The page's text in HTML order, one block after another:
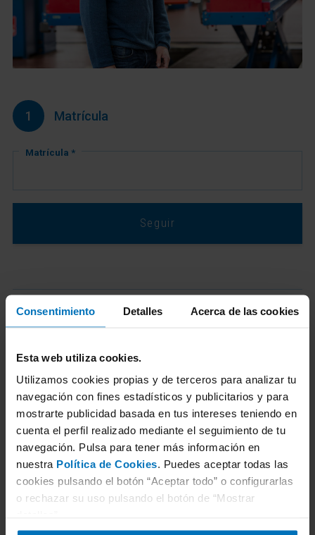
Consentimiento Detalles Acerca de las cookies
Esta web utiliza cookies.
Utilizamos cookies propias y de terceros para analizar tu
navegación con fines estadísticos y publicitarios y para
mostrarte publicidad basada en tus intereses teniendo en
cuenta el perfil realizado mediante el seguimiento de tu
navegación. Pulsa para tener más información en
nuestra Política de Cookies. Puedes aceptar todas las
cookies pulsando el botón “Aceptar todo” o configurarlas
o rechazar su uso pulsando el botón de “Mostrar
1 Matrícula
Matrícula *
Seguir
2 Selecciona vehículo y combustible
3 Selecciona servicio
4 Selecciona estación ITV